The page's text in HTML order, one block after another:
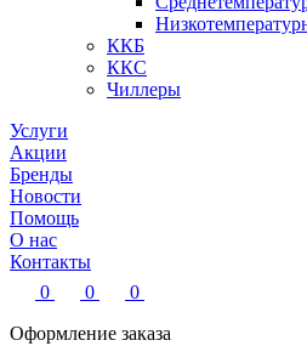
ККБ
ККС
Чиллеры
Услуги
Акции
Бренды
Новости
Помощь
О нас
Контакты
0
0
0
Оформление заказа